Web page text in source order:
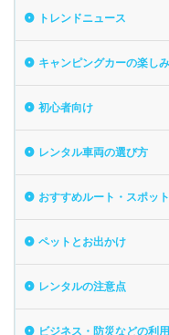
トレンドニュース
キャンピングカーの楽し
初心者向け
レンタル車両の選び方
おすすめルート・スポット
ペットとお出かけ
レンタルの注意点
ビジネス・防災などの利